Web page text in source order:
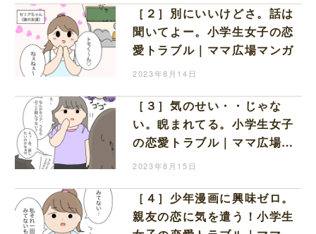
［２］別にいいけどさ。話は
聞いてよー。小学生女子の恋
愛トラブル｜ママ広場マンガ
2023年8月14日
［３］気のせい・・じゃな
い。睨まれてる。小学生女子
の恋愛トラブル｜ママ広場マ
ンガ
2023年8月15日
［４］少年漫画に興味ゼロ。
親友の恋に気を遣う！小学生